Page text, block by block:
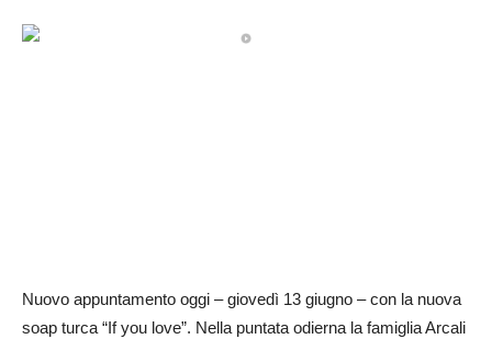
Nuovo appuntamento oggi – giovedì 13 giugno – con la nuova
soap turca “If you love”. Nella puntata odierna la famiglia Arcali